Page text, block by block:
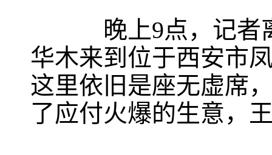
晚上9点，记者离
华木来到位于西安市
这里依旧是座无虚席
了应付火爆的生意，